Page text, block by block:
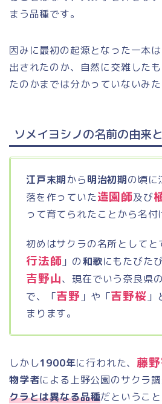
まう品種です。
因みに最初の起源となった一本
出されたのか、自然に交雑した
たのかまでは分かっていないみた
ソメイヨシノの名前の由来
江戸末期から明治初期の頃に
落を作っていた造園師及び
って育てられたことから名付
初めはサクラの名所としてと
行法師 」の和歌にもたびた
吉野山、現在でいう奈良県
で、「吉野 」や「吉野桜
まります。
しかし1900年に行われた、 藤
物学者による上野公園のサクラ調
クラとは異なる品種だというこ